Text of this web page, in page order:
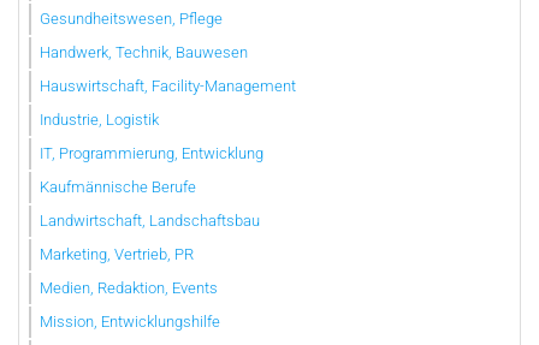
Gesundheitswesen, Pflege
Handwerk, Technik, Bauwesen
Hauswirtschaft, Facility-Management
Industrie, Logistik
IT, Programmierung, Entwicklung
Kaufmännische Berufe
Landwirtschaft, Landschaftsbau
Marketing, Vertrieb, PR
Medien, Redaktion, Events
Mission, Entwicklungshilfe